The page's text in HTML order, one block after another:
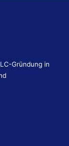
Gründung in